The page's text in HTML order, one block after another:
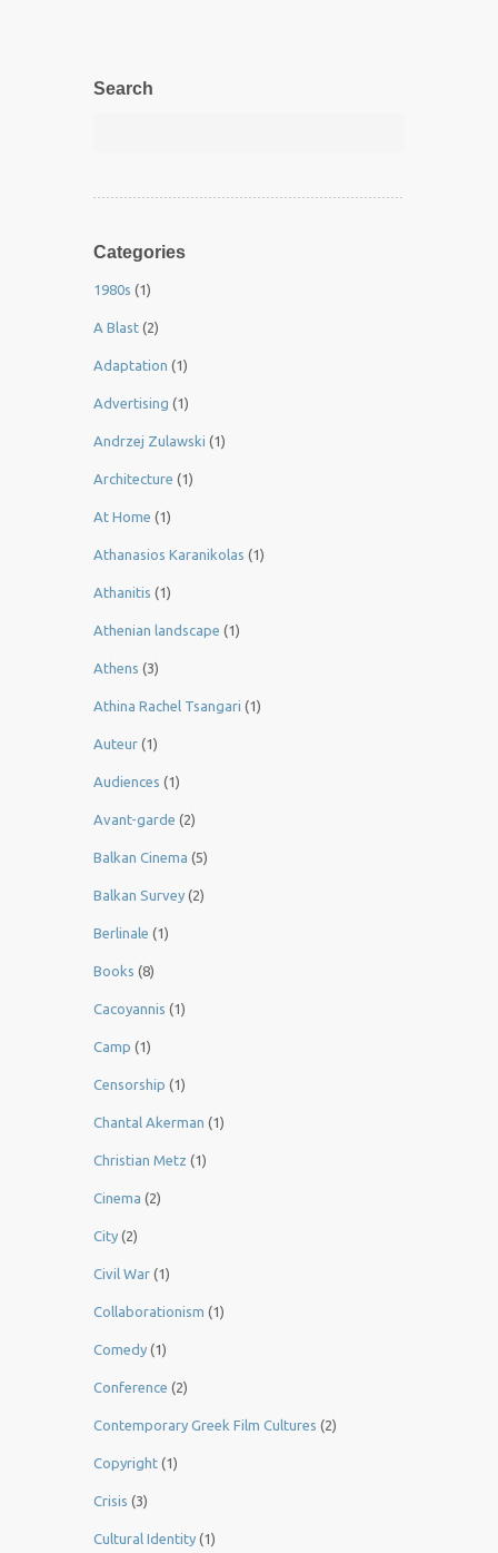
Search
Categories
1980s (1)
A Blast (2)
Adaptation (1)
Advertising (1)
Andrzej Zulawski (1)
Architecture (1)
At Home (1)
Athanasios Karanikolas (1)
Athanitis (1)
Athenian landscape (1)
Athens (3)
Athina Rachel Tsangari (1)
Auteur (1)
Audiences (1)
Avant-garde (2)
Balkan Cinema (5)
Balkan Survey (2)
Berlinale (1)
Books (8)
Cacoyannis (1)
Camp (1)
Censorship (1)
Chantal Akerman (1)
Christian Metz (1)
Cinema (2)
City (2)
Civil War (1)
Collaborationism (1)
Comedy (1)
Conference (2)
Contemporary Greek Film Cultures (2)
Copyright (1)
Crisis (3)
Cultural Identity (1)